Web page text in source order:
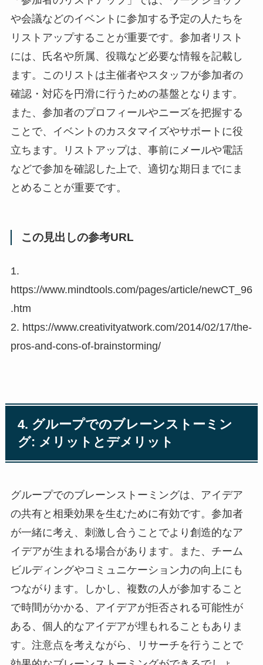
や会議などのイベントに参加する予定の人たちを
リストアップすることが重要です。参加者リスト
には、氏名や所属、役職など必要な情報を記載し
ます。このリストは主催者やスタッフが参加者の
確認・対応を円滑に行うための基盤となります。
また、参加者のプロフィールやニーズを把握する
ことで、イベントのカスタマイズやサポートに役
立ちます。リストアップは、事前にメールや電話
などで参加を確認した上で、適切な期日までにま
とめることが重要です。
この見出しの参考URL
1.
https://www.mindtools.com/pages/article/newCT_96
.htm
2. https://www.creativityatwork.com/2014/02/17/the-
pros-and-cons-of-brainstorming/
4. グループでのブレーンストーミン
グ: メリットとデメリット
グループでのブレーンストーミングは、アイデア
の共有と相乗効果を生むために有効です。参加者
が一緒に考え、刺激し合うことでより創造的なア
イデアが生まれる場合があります。また、チーム
ビルディングやコミュニケーション力の向上にも
つながります。しかし、複数の人が参加すること
で時間がかかる、アイデアが拒否される可能性が
ある、個人的なアイデアが埋もれることもありま
す。注意点を考えながら、リサーチを行うことで